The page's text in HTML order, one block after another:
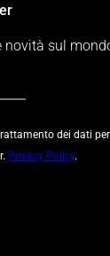
novità sul
dei dati per
Privacy Policy.